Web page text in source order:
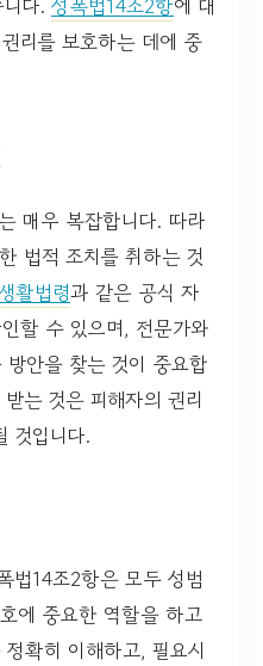
다. 성폭법14조2항에 대
리를 보호하는 데에 중
매우 복잡합니다. 따라
법적 조치를 취하는 것
활법령과 같은 공식 자
할 수 있으며, 전문가와
안을 찾는 것이 중요합
는 것은 피해자의 권리
것입니다.
법14조2항은 모두 성범
에 중요한 역할을 하고
확히 이해하고, 필요시